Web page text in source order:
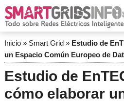
Inicio» Smart Grid» Estudio de
un Espacio Común Europeo de
Estudio de
cómo elaborar